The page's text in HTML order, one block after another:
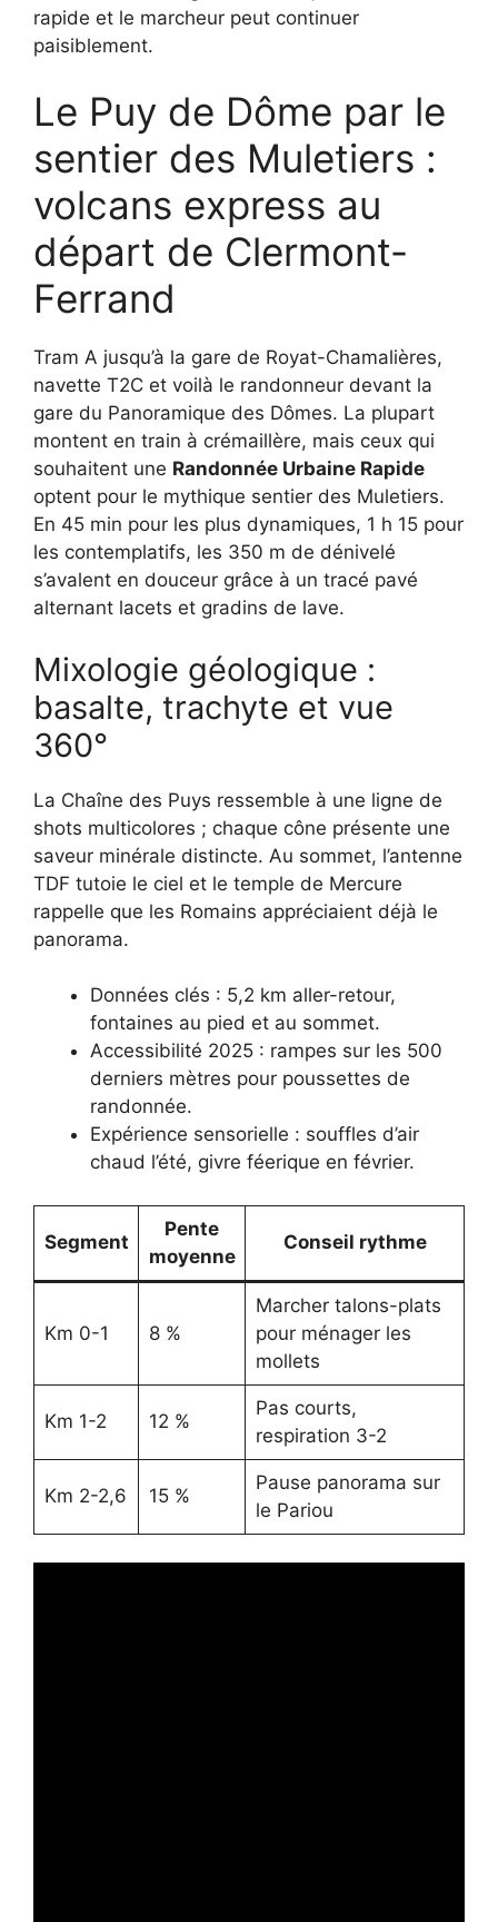
rapide et le marcheur peut continuer
paisiblement.
Le Puy de Dôme par le
sentier des Muletiers :
volcans express au
départ de Clermont-
Ferrand
Tram A jusqu’à la gare de Royat-Chamalières,
navette T2C et voilà le randonneur devant la
gare du Panoramique des Dômes. La plupart
montent en train à crémaillère, mais ceux qui
souhaitent une Randonnée Urbaine Rapide
optent pour le mythique sentier des Muletiers.
En 45 min pour les plus dynamiques, 1 h 15 pour
les contemplatifs, les 350 m de dénivelé
s’avalent en douceur grâce à un tracé pavé
alternant lacets et gradins de lave.
Mixologie géologique :
basalte, trachyte et vue
360°
La Chaîne des Puys ressemble à une ligne de
shots multicolores ; chaque cône présente une
saveur minérale distincte. Au sommet, l’antenne
TDF tutoie le ciel et le temple de Mercure
rappelle que les Romains appréciaient déjà le
panorama.
Données clés : 5,2 km aller-retour,
fontaines au pied et au sommet.
Accessibilité 2025 : rampes sur les 500
derniers mètres pour poussettes de
randonnée.
Expérience sensorielle : souffles d’air
chaud l’été, givre féerique en février.
Segment
Pente
moyenne
Conseil rythme
Km 0-1 8 %
Marcher talons-plats
pour ménager les
mollets
Km 1-2 12 %
Pas courts,
respiration 3-2
Km 2-2,6 15 %
Pause panorama sur
le Pariou